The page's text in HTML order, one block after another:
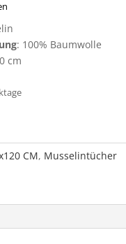
: 100% Baumwolle
cm
CM, Musselintücher